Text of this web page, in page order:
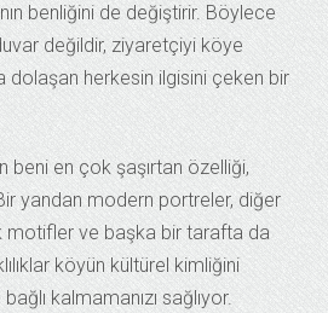
benliğini de değiştirir. Böylece
değildir, ziyaretçiyi köye
dolaşan herkesin ilgisini çeken bir
beni en çok şaşırtan özelliği,
yandan modern portreler, diğer
motifler ve başka bir tarafta da
köyün kültürel kimliğini
kalmamanızı sağlıyor.